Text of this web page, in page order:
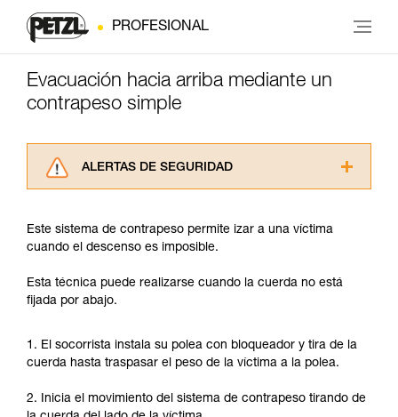
PROFESIONAL
Evacuación hacia arriba mediante un
contrapeso simple
ALERTAS DE SEGURIDAD
consultarlo. Usted debe comprender la
información de la ficha técnica para poder
Dominar estas técnicas requiere una formación
y un entrenamiento específico. Confirme a
ejecutar estas técnicas, solo y con total
seguridad, antes de ejecutarlas de forma
Damos ejemplos de técnicas relacionadas con
su actividad. Pueden existir otras que no
Este sistema de contrapeso permite izar a una víctima
cuando el descenso es imposible.
Esta técnica puede realizarse cuando la cuerda no está
fijada por abajo.
1. El socorrista instala su polea con bloqueador y tira de la
cuerda hasta traspasar el peso de la víctima a la polea.
2. Inicia el movimiento del sistema de contrapeso tirando de